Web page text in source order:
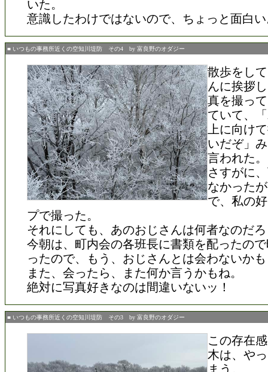
いた。
意識したわけではないので、ちょっと面白
■ いつもの事務所近くの空知川堤防 その4 by 富良野のオダジー
散歩をし
んに挨拶
真を撮っ
ていて、
上に向け
いだぞ」
言われた。
さすがに
なかった
で、私の
プで撮った。
それにしても、あのおじさんは何者なのだ
今朝は、町内会の各班長に書類を配ったの
ったので、もう、おじさんとは会わないか
また、会ったら、また何か言うかもね。
絶対に写真好きなのは間違いないッ！
■ いつもの事務所近くの空知川堤防 その3 by 富良野のオダジー
この存在
木は、や
まう。